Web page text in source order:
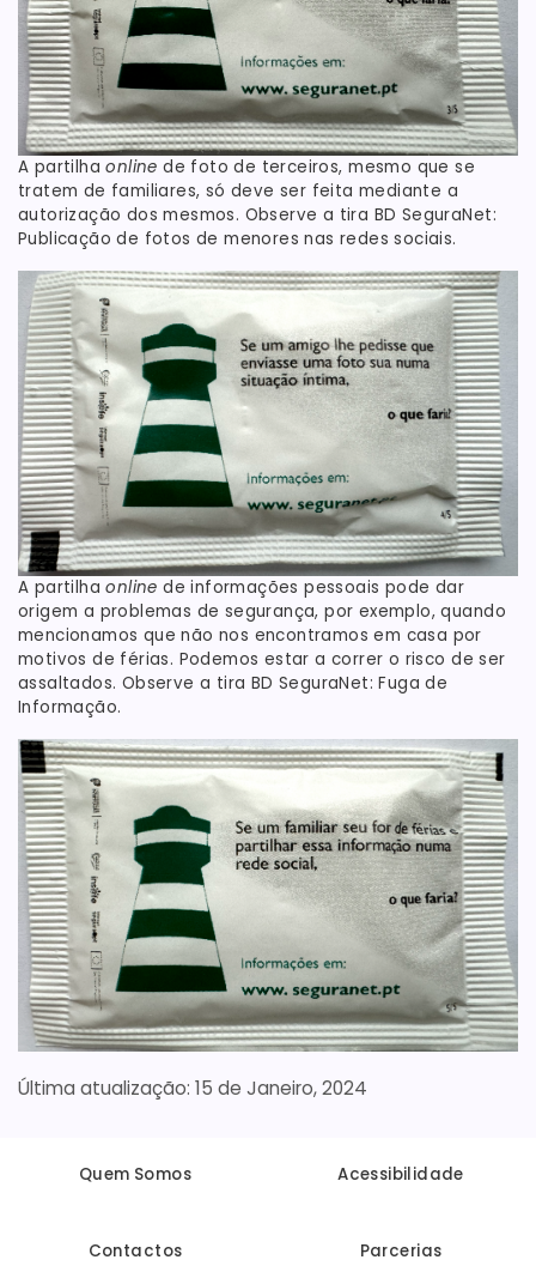
A partilhaonline de foto de terceiros, mesmo que se
tratem de familiares, só deve ser feita mediante a
autorização dos mesmos. Observe a tira BD SeguraNet:
Publicação de fotos de menores nas redes sociais.
A partilhaonline de informações pessoais pode dar
origem a problemas de segurança, por exemplo, quando
mencionamos que não nos encontramos em casa por
motivos de férias. Podemos estar a correr o risco de ser
assaltados. Observe a tira BD SeguraNet: Fuga de
Informação.
15 de Janeiro, 2024
Quem Somos Acessibilidade
Contactos Parcerias